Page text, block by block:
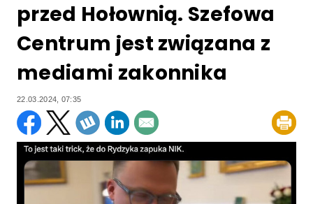
przed Hołownią. Szefowa
Centrum jest związana z
mediami zakonnika
22.03.2024, 07:35